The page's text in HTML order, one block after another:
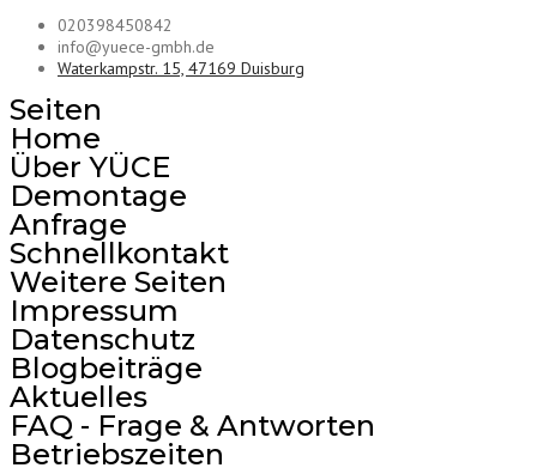
020398450842
info@yuece-gmbh.de
Waterkampstr. 15, 47169 Duisburg
Seiten
Home
Über YÜCE
Demontage
Anfrage
Schnellkontakt
Weitere Seiten
Impressum
Datenschutz
Blogbeiträge
Aktuelles
FAQ - Frage & Antworten
Betriebszeiten